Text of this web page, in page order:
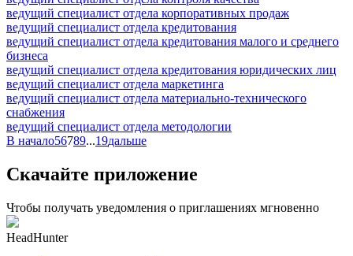
ведущий специалист отдела корпоративных продаж
ведущий специалист отдела кредитования
ведущий специалист отдела кредитования малого и среднего
бизнеса
ведущий специалист отдела кредитования юридических лиц
ведущий специалист отдела маркетинга
ведущий специалист отдела материально-технического
снабжения
ведущий специалист отдела методологии
В начало56789...19дальше
Скачайте приложение
Чтобы получать уведомления о приглашениях мгновенно
HeadHunter